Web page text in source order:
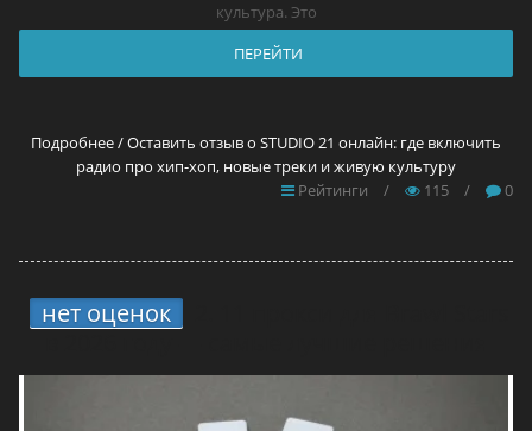
культура. Это
ПЕРЕЙТИ
Подробнее / Оставить отзыв о STUDIO 21 онлайн: где включить
радио про хип-хоп, новые треки и живую культуру
Рейтинги
/ 115 / 0
нет оценок